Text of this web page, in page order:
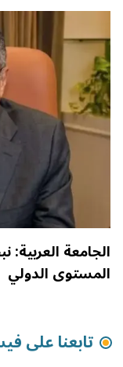
الجامعة
المستوى الدولي
تابعنا على